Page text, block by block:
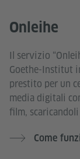
Onleihe
Il servizio
Goethe-Institut
prestito per un
media digitali
film,
Come